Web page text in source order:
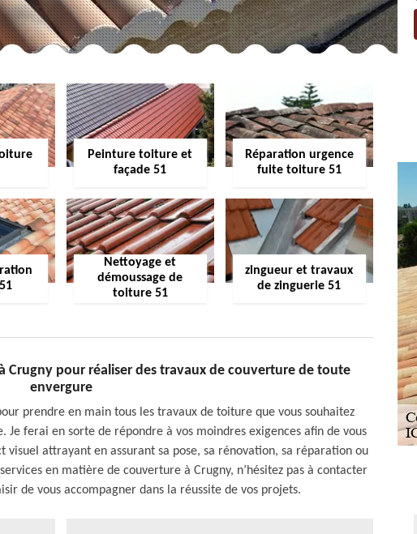
Peinture toiture et
façade 51
Réparation urgence
fuite toiture 51
Nettoyage et
démoussage de
toiture 51
zingueur et travaux
de zinguerie 51
Crugny pour réaliser des travaux de couverture de toute
envergure
prendre en main tous les travaux de toiture que vous souhaitez
Je ferai en sorte de répondre à vos moindres exigences afin de vous
attrayant en assurant sa pose, sa rénovation, sa réparation ou
en matière de couverture à Crugny, n’hésitez pas à contacter
de vous accompagner dans la réussite de vos projets.